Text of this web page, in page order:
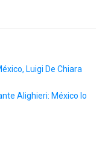
Luigi De Chiara
Alighieri: México lo